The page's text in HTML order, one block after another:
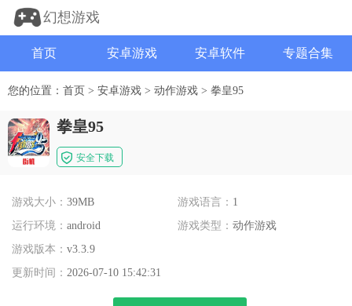
幻想游戏
首页 安卓游戏 安卓软件 专题合集
您的位置： 首页 > 安卓游戏 > 动作游戏 > 拳皇95
拳皇95
安全下载
游戏大小： 39MB 游戏语言： 1
运行环境： android 游戏类型：动作游戏
游戏版本： v3.3.9
更新时间： 2026-07-10 15:42:31